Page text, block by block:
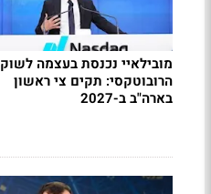
מובילאיי נכנסת בעצמה לשוק
הרובוטקסי: תקים צי ראשון
בארה"ב ב-2027